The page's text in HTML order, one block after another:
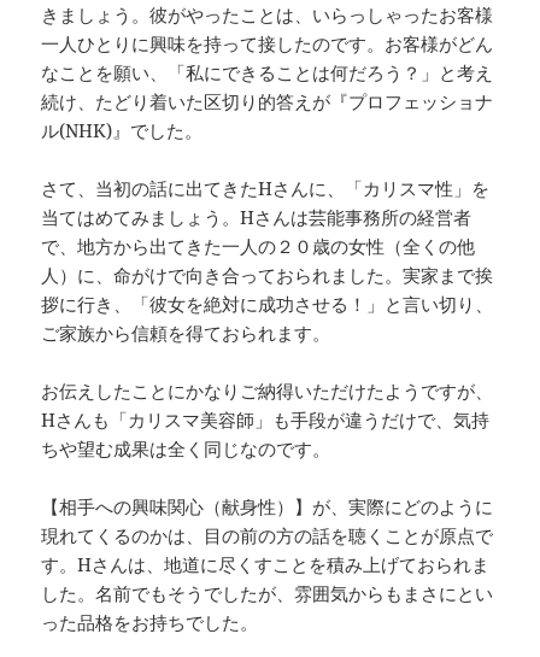
きましょう。彼がやったことは、いらっしゃったお客様
一人ひとりに興味を持って接したのです。お客様がどん
なことを願い、「私にできることは何だろう？」と考え
続け、たどり着いた区切り的答えが『プロフェッショナ
ル(NHK)』でした。
さて、当初の話に出てきたHさんに、「カリスマ性」を
当てはめてみましょう。Hさんは芸能事務所の経営者
で、地方から出てきた一人の２０歳の女性（全くの他
人）に、命がけで向き合っておられました。実家まで挨
拶に行き、「彼女を絶対に成功させる！」と言い切り、
ご家族から信頼を得ておられます。
お伝えしたことにかなりご納得いただけたようですが、
Hさんも「カリスマ美容師」も手段が違うだけで、気持
ちや望む成果は全く同じなのです。
【相手への興味関心（献身性）】が、実際にどのように
現れてくるのかは、目の前の方の話を聴くことが原点で
す。Hさんは、地道に尽くすことを積み上げておられま
した。名前でもそうでしたが、雰囲気からもまさにとい
った品格をお持ちでした。